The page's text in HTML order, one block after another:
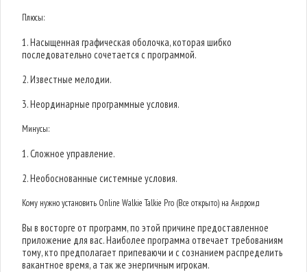
Плюсы:
1. Насыщенная графическая оболочка, которая шибко
последовательно сочетается с программой.
2. Известные мелодии.
3. Неординарные программные условия.
Минусы:
1. Сложное управление.
2. Необоснованные системные условия.
Кому нужно установить Online Walkie Talkie Pro (Все открыто) на Андроид
Вы в восторге от программ, по этой причине предоставленное
приложение для вас. Наиболее программа отвечает требованиям
тому, кто предполагает припеваючи и с сознанием распределить
вакантное время, а так же энергичным игрокам.